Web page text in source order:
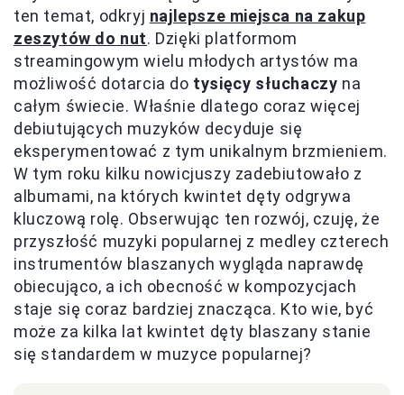
ten temat, odkryj najlepsze miejsca na zakup
zeszytów do nut. Dzięki platformom
streamingowym wielu młodych artystów ma
możliwość dotarcia do tysięcy słuchaczy na
całym świecie. Właśnie dlatego coraz więcej
debiutujących muzyków decyduje się
eksperymentować z tym unikalnym brzmieniem.
W tym roku kilku nowicjuszy zadebiutowało z
albumami, na których kwintet dęty odgrywa
kluczową rolę. Obserwując ten rozwój, czuję, że
przyszłość muzyki popularnej z medley czterech
instrumentów blaszanych wygląda naprawdę
obiecująco, a ich obecność w kompozycjach
staje się coraz bardziej znacząca. Kto wie, być
może za kilka lat kwintet dęty blaszany stanie
się standardem w muzyce popularnej?